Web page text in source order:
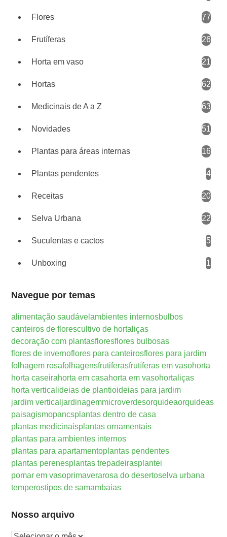
Flores 77
Frutíferas 26
Horta em vaso 21
Hortas 62
Medicinais de A a Z 63
Novidades 51
Plantas para áreas internas 16
Plantas pendentes 4
Receitas 20
Selva Urbana 22
Suculentas e cactos 5
Unboxing 1
Navegue por temas
alimentação saudávelambientes internosbulbos
canteiros de florescultivo de hortaliças
decoração com plantasfloresflores bulbosas
flores de invernoflores para canteirosflores para jardim
folhagem rosafolhagensfrutiferasfrutíferas em vasohorta
horta caseirahorta em casahorta em vasohortaliças
horta vertical ideias de plantioideias para jardim
jardim vertical jardinagemmicroverdesorquideaorquideas
paisagismopancsplantas dentro de casa
plantas medicinaisplantas ornamentais
plantas para ambientes internos
plantas para apartamentoplantas pendentes
plantas perenesplantas trepadeirasplantei
pomar em vasoprimaverarosa do desertoselva urbana
temperostipos de samambaias
Nosso arquivo